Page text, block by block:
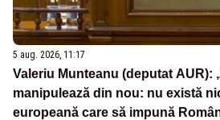
5 aug. 2026, 11:17
Valeriu Munteanu (deputat AUR):
manipulează din nou: nu există
europeană care să impună